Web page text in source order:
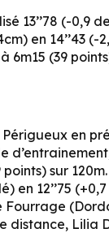
13’’78 (-0,9
en 14’’43 (-
6m15 (39
en
sur
12’’75
distance,